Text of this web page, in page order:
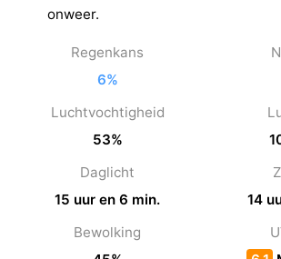
onweer.
Regenkans
6%
Luchtvochtigheid
53%
Daglicht
15 uur en 6 min.
14
Bewolking